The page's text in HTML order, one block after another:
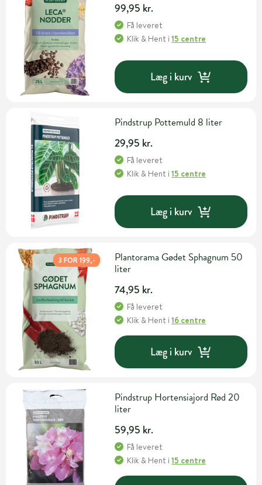
99,95 kr.
Få leveret
Klik & Hent i15 centre
Læg i kurv
Pindstrup Pottemuld 8 liter
29,95 kr.
Få leveret
Klik & Hent i15 centre
Læg i kurv
3 FOR 199,-
Plantorama Gødet Sphagnum 50
liter
74,95 kr.
Få leveret
Klik & Hent i16 centre
Læg i kurv
Pindstrup Hortensiajord Rød 20
liter
59,95 kr.
Få leveret
Klik & Hent i15 centre